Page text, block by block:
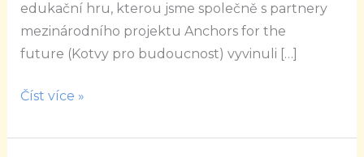
edukační hru, kterou jsme společně s partnery
mezinárodního projektu Anchors for the
future (Kotvy pro budoucnost) vyvinuli […]
21
let
Číst více »